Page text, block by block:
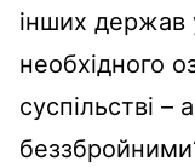
інших держав
необхідного
суспільстві